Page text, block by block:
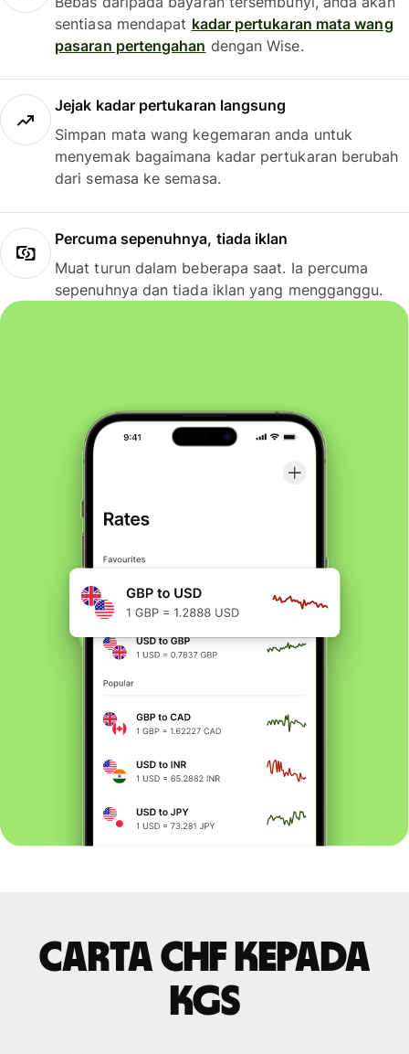
sentiasa mendapat kadar pertukaran mata wang
pasaran pertengahan dengan Wise.
Jejak kadar pertukaran langsung
Simpan mata wang kegemaran anda untuk
menyemak bagaimana kadar pertukaran berubah
dari semasa ke semasa.
Percuma sepenuhnya, tiada iklan
Muat turun dalam beberapa saat. Ia percuma
sepenuhnya dan tiada iklan yang mengganggu.
Carta CHF kepada
KGS